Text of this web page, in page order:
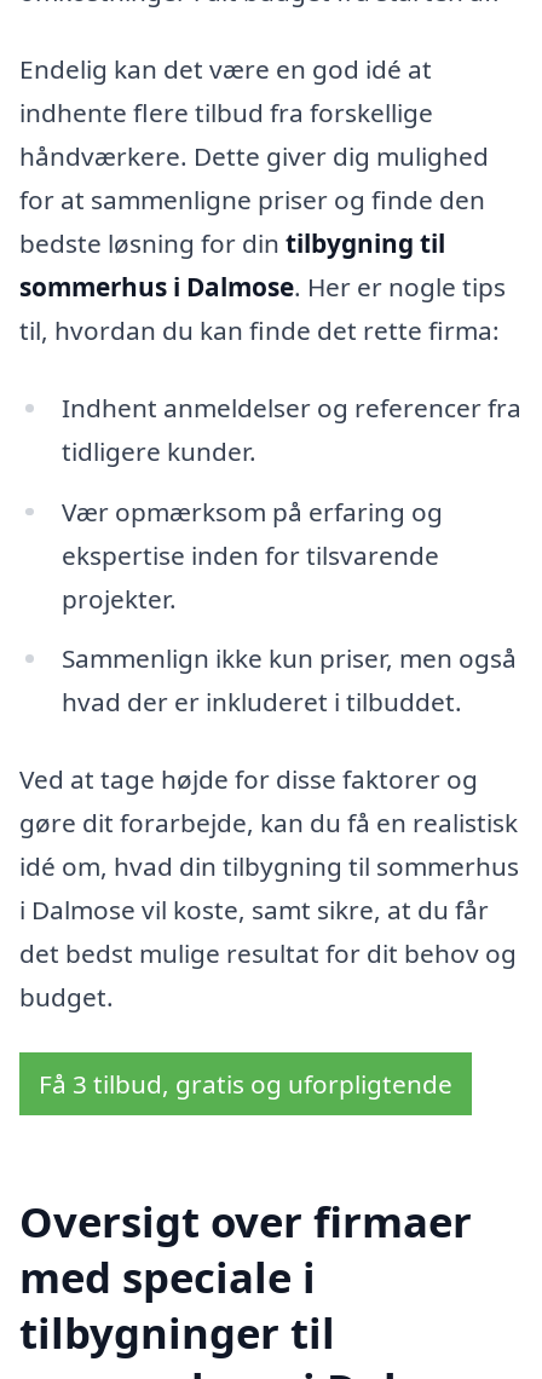
Endelig kan det være en god idé at
indhente flere tilbud fra forskellige
håndværkere. Dette giver dig mulighed
for at sammenligne priser og finde den
bedste løsning for din tilbygning til
sommerhus i Dalmose. Her er nogle tips
til, hvordan du kan finde det rette firma:
Indhent anmeldelser og referencer fra
tidligere kunder.
Vær opmærksom på erfaring og
ekspertise inden for tilsvarende
projekter.
Sammenlign ikke kun priser, men også
hvad der er inkluderet i tilbuddet.
Ved at tage højde for disse faktorer og
gøre dit forarbejde, kan du få en realistisk
idé om, hvad din tilbygning til sommerhus
i Dalmose vil koste, samt sikre, at du får
det bedst mulige resultat for dit behov og
budget.
Få 3 tilbud, gratis og uforpligtende
Oversigt over firmaer
med speciale i
tilbygninger til